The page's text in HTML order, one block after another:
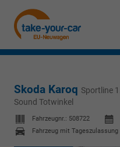
Skoda Karoq Sportline
Sound Totwinkel
Fahrzeugnr.: 508722
Fahrzeug mit Tageszulassung